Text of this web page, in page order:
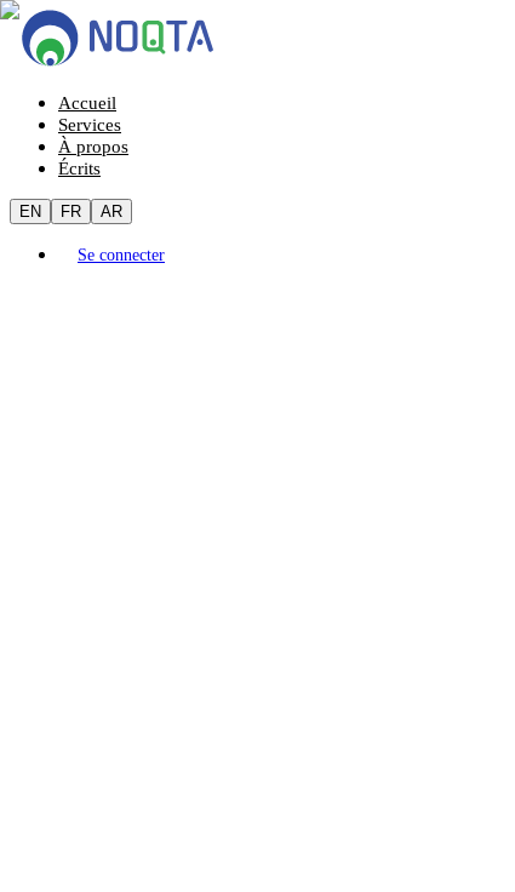
Accueil
Services
À propos
Écrits
EN FR AR
Se connecter